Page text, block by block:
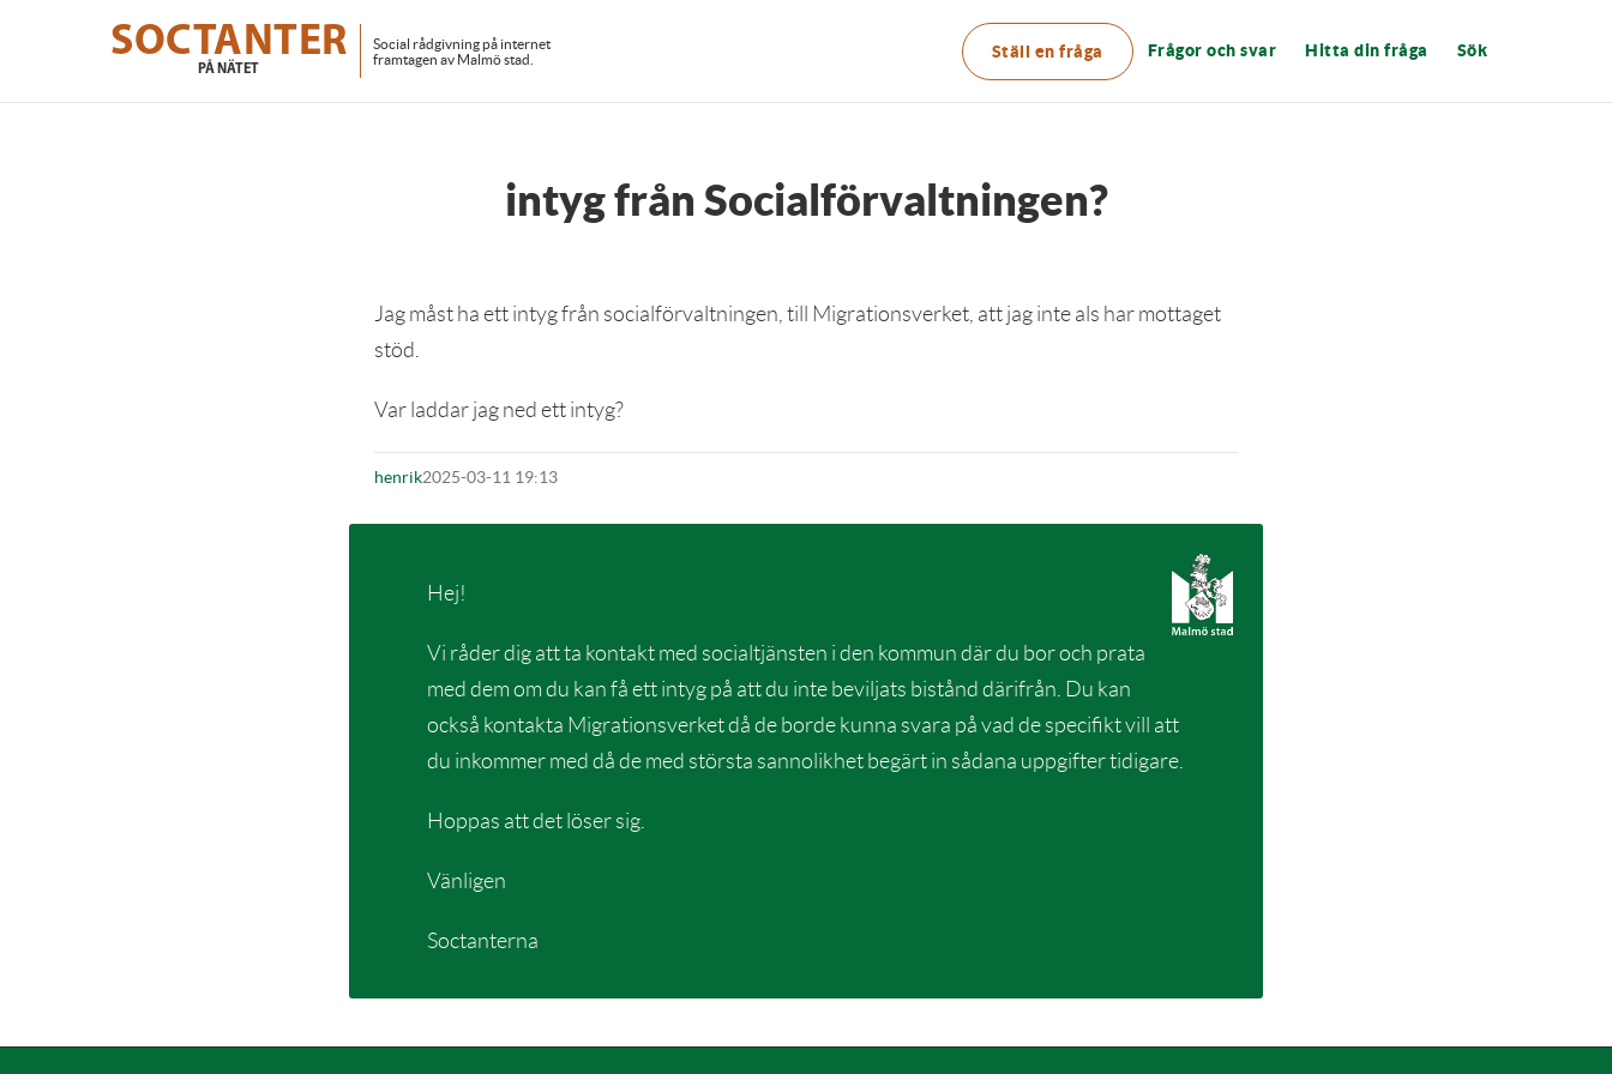
SOCTANTER
PÅ NÄTET
Social rådgivning på internet
framtagen av Malmö stad.
Main
menuStäll en fråga Frågor och svar Hitta din fråga Sök
intyg från Socialförvaltningen?
Jag måst ha ett intyg från socialförvaltningen, till Migrationsverket, att jag inte als har mottaget
stöd.
Var laddar jag ned ett intyg?
henrik2025-03-11 19:13
Hej!
Vi råder dig att ta kontakt med socialtjänsten i den kommun där du bor och prata
med dem om du kan få ett intyg på att du inte beviljats bistånd därifrån. Du kan
också kontakta Migrationsverket då de borde kunna svara på vad de specifikt vill att
du inkommer med då de med största sannolikhet begärt in sådana uppgifter tidigare.
Hoppas att det löser sig.
Vänligen
Soctanterna